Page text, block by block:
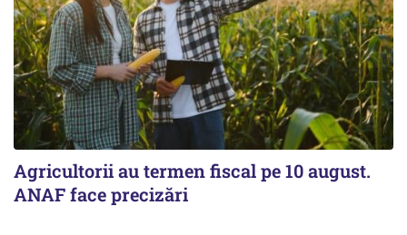
Agricultorii au termen fiscal pe 10 august.
ANAF face precizări